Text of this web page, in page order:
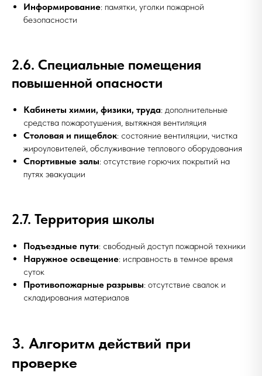
Информирование: памятки, уголки пожарной
безопасности
2.6. Специальные помещения
повышенной опасности
Кабинеты химии, физики, труда: дополнительные
средства пожаротушения, вытяжная вентиляция
Столовая и пищеблок: состояние вентиляции, чистка
жироуловителей, обслуживание теплового оборудования
Спортивные залы: отсутствие горючих покрытий на
путях эвакуации
2.7. Территория школы
Подъездные пути: свободный доступ пожарной техники
Наружное освещение: исправность в темное время
суток
Противопожарные разрывы: отсутствие свалок и
складирования материалов
3. Алгоритм действий при
проверке